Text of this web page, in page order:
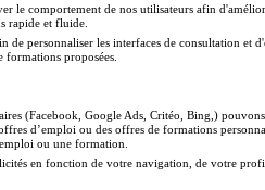
le comportement de nos utilisateurs afin
rapide et fluide.
de personnaliser les interfaces de consultation et
formations proposées.
(Facebook, Google Ads, Critéo, Bing,)
d’emploi ou des offres de formations
ou une formation.
en fonction de votre navigation, de votre